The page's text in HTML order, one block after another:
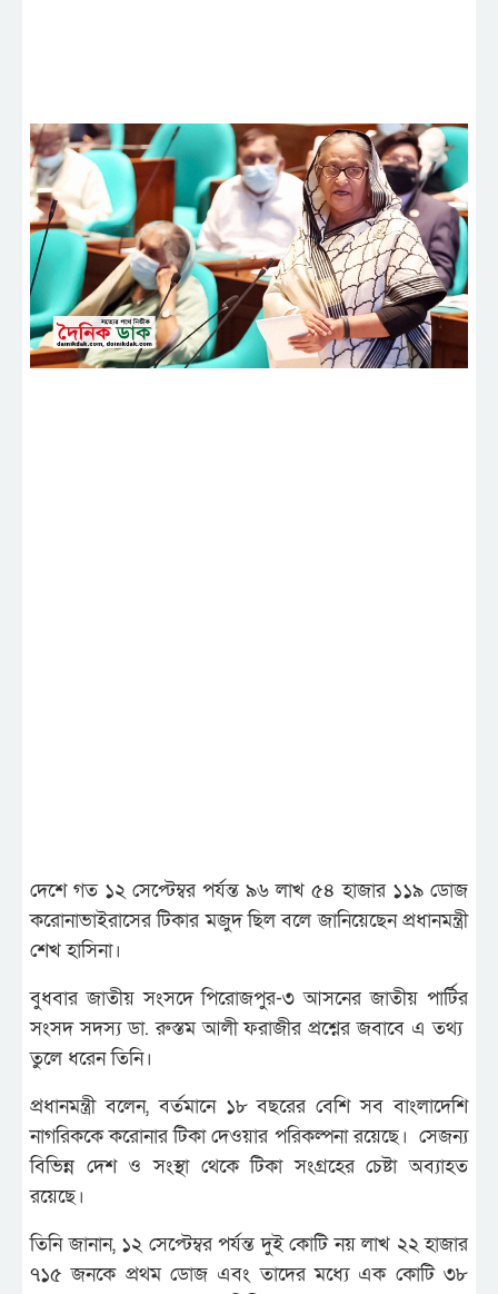
দেশে গত ১২ সেপ্টেম্বর পর্যন্ত ৯৬ লাখ ৫৪ হাজার ১১৯ ডোজ
করোনাভাইরাসের টিকার মজুদ ছিল বলে জানিয়েছেন প্রধানমন্ত্রী
শেখ হাসিনা।
বুধবার জাতীয় সংসদে পিরোজপুর-৩ আসনের জাতীয় পার্টির
সংসদ সদস্য ডা. রুস্তম আলী ফরাজীর প্রশ্নের জবাবে এ তথ্য
তুলে ধরেন তিনি।
প্রধানমন্ত্রী বলেন, বর্তমানে ১৮ বছরের বেশি সব বাংলাদেশি
নাগরিককে করোনার টিকা দেওয়ার পরিকল্পনা রয়েছে। সেজন্য
বিভিন্ন দেশ ও সংস্থা থেকে টিকা সংগ্রহের চেষ্টা অব্যাহত
রয়েছে।
তিনি জানান, ১২ সেপ্টেম্বর পর্যন্ত দুই কোটি নয় লাখ ২২ হাজার
৭১৫ জনকে প্রথম ডোজ এবং তাদের মধ্যে এক কোটি ৩৮